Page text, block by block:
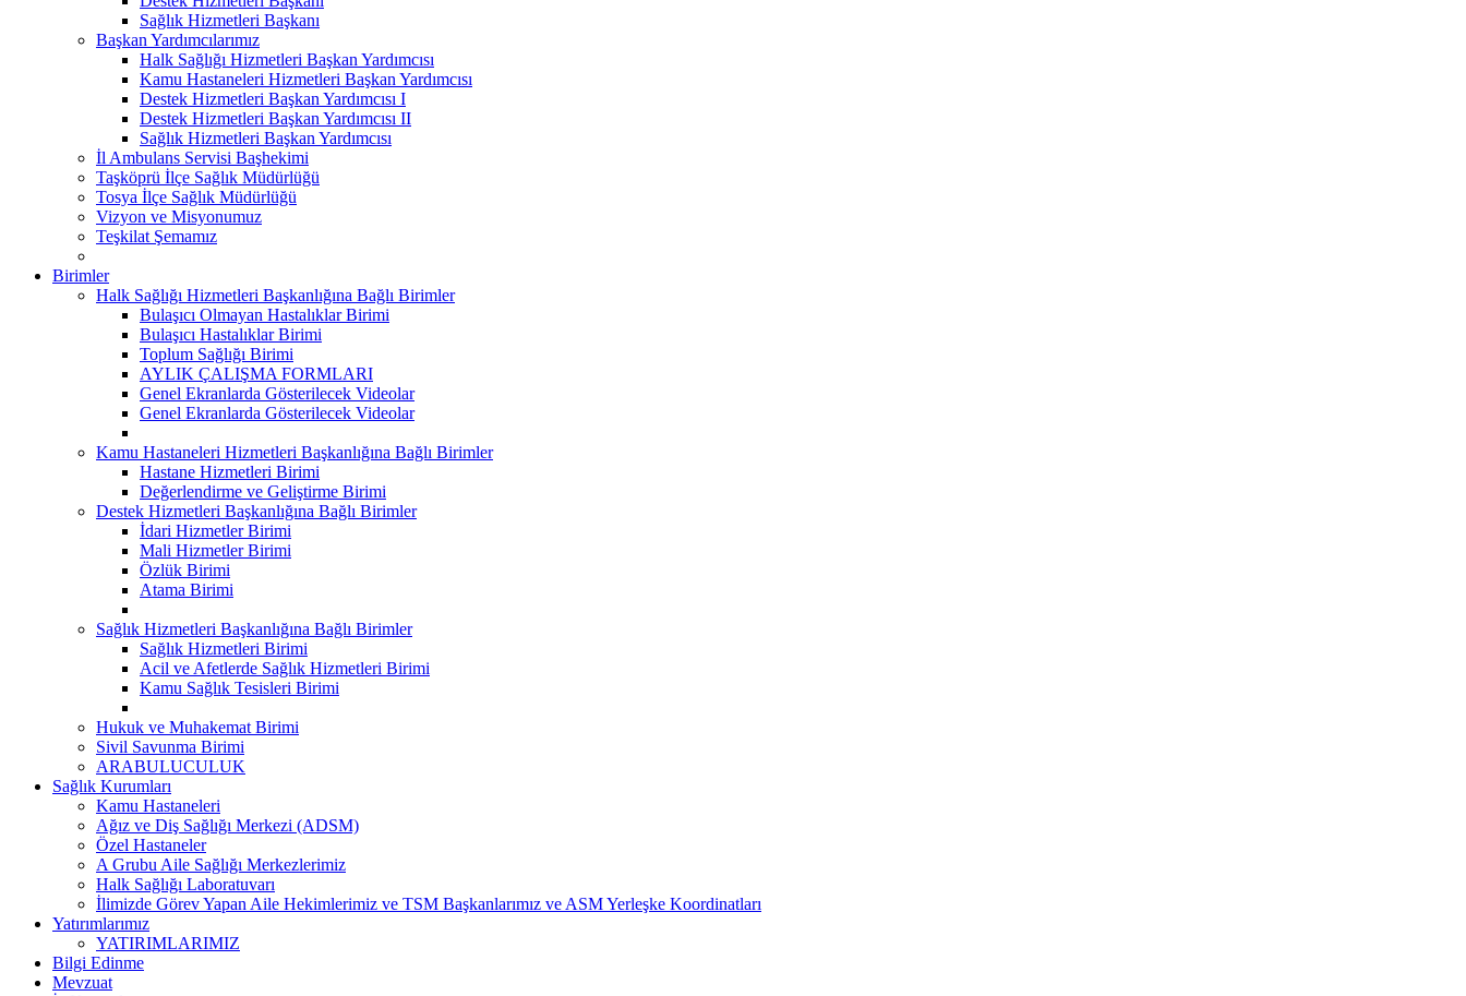
Sağlık Hizmetleri Başkanı
Başkan Yardımcılarımız
Halk Sağlığı Hizmetleri Başkan Yardımcısı
Kamu Hastaneleri Hizmetleri Başkan Yardımcısı
Destek Hizmetleri Başkan Yardımcısı I
Destek Hizmetleri Başkan Yardımcısı II
Sağlık Hizmetleri Başkan Yardımcısı
İl Ambulans Servisi Başhekimi
Taşköprü İlçe Sağlık Müdürlüğü
Tosya İlçe Sağlık Müdürlüğü
Vizyon ve Misyonumuz
Teşkilat Şemamız
Birimler
Halk Sağlığı Hizmetleri Başkanlığına Bağlı Birimler
Bulaşıcı Olmayan Hastalıklar Birimi
Bulaşıcı Hastalıklar Birimi
Toplum Sağlığı Birimi
AYLIK ÇALIŞMA FORMLARI
Genel Ekranlarda Gösterilecek Videolar
Genel Ekranlarda Gösterilecek Videolar
Kamu Hastaneleri Hizmetleri Başkanlığına Bağlı Birimler
Hastane Hizmetleri Birimi
Değerlendirme ve Geliştirme Birimi
Destek Hizmetleri Başkanlığına Bağlı Birimler
İdari Hizmetler Birimi
Mali Hizmetler Birimi
Özlük Birimi
Atama Birimi
Sağlık Hizmetleri Başkanlığına Bağlı Birimler
Sağlık Hizmetleri Birimi
Acil ve Afetlerde Sağlık Hizmetleri Birimi
Kamu Sağlık Tesisleri Birimi
Hukuk ve Muhakemat Birimi
Sivil Savunma Birimi
ARABULUCULUK
Sağlık Kurumları
Kamu Hastaneleri
Ağız ve Diş Sağlığı Merkezi (ADSM)
Özel Hastaneler
A Grubu Aile Sağlığı Merkezlerimiz
Halk Sağlığı Laboratuvarı
İlimizde Görev Yapan Aile Hekimlerimiz ve TSM Başkanlarımız ve ASM Yerleşke Koordinatları
Yatırımlarımız
YATIRIMLARIMIZ
Bilgi Edinme
Mevzuat